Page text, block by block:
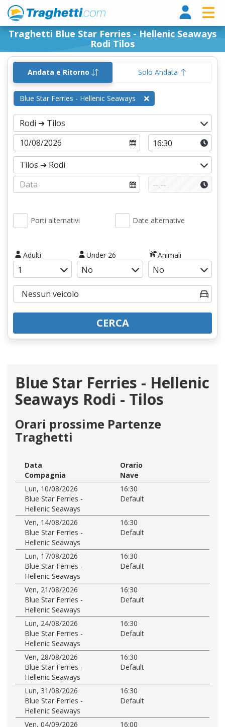
Traghetti Blue Star Ferries - Hellenic Seaways
Rodi Tilos
Andata e Ritorno Solo Andata
Blue Star Ferries - Hellenic Seaways
Porti alternativi Date alternative
Adulti Under 26 Animali
CERCA
Blue Star Ferries - Hellenic
Seaways Rodi - Tilos
Orari prossime Partenze
Traghetti
Data
Orario
Compagnia
Nave
Lun, 10/08/2026
16:30
Blue Star Ferries -
Hellenic Seaways
Default
Ven, 14/08/2026
16:30
Blue Star Ferries -
Hellenic Seaways
Default
Lun, 17/08/2026
16:30
Blue Star Ferries -
Hellenic Seaways
Default
Ven, 21/08/2026
16:30
Blue Star Ferries -
Hellenic Seaways
Default
Lun, 24/08/2026
16:30
Blue Star Ferries -
Hellenic Seaways
Default
Ven, 28/08/2026
16:30
Blue Star Ferries -
Hellenic Seaways
Default
Lun, 31/08/2026
16:30
Blue Star Ferries -
Hellenic Seaways
Default
Ven, 04/09/2026
16:00